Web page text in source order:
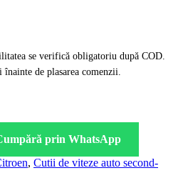
se verifică obligatoriu după COD.
de plasarea comenzii.
prin WhatsApp
, Cutii de viteze auto second-